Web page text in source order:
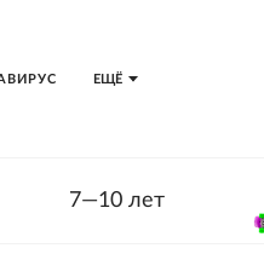
ЕЩЁ
7—10 лет